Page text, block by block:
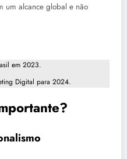
um alcance global e não
em 2023.
Digital para 2024.